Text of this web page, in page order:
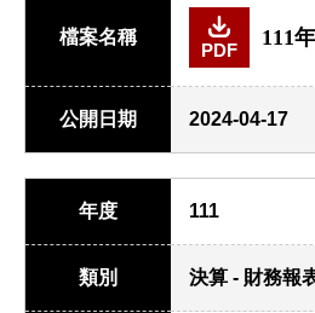
檔案名稱
PDF
111
公開日期 2024-04-17
年度 111
類別 決算 - 財務報